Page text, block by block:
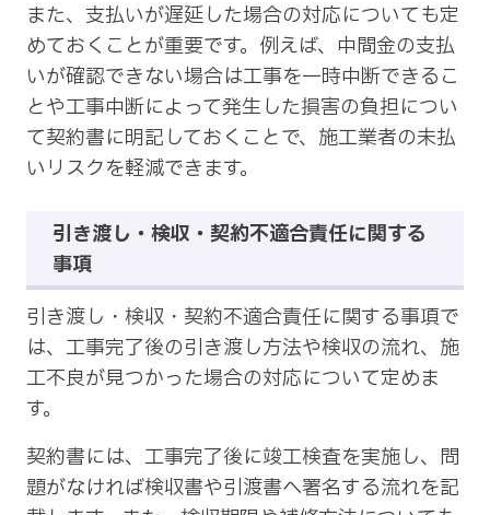
また、支払いが遅延した場合の対応についても定
めておくことが重要です。例えば、中間金の支払
いが確認できない場合は工事を一時中断できるこ
とや工事中断によって発生した損害の負担につい
て契約書に明記しておくことで、施工業者の未払
いリスクを軽減できます。
引き渡し・検収・契約不適合責任に関する
事項
引き渡し・検収・契約不適合責任に関する事項で
は、工事完了後の引き渡し方法や検収の流れ、施
工不良が見つかった場合の対応について定めま
す。
契約書には、工事完了後に竣工検査を実施し、問
題がなければ検収書や引渡書へ署名する流れを記